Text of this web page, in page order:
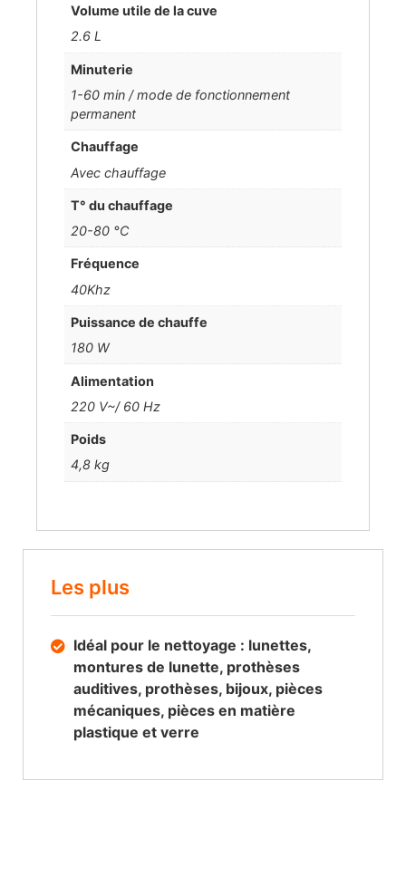
Volume utile de la cuve
2.6 L
Minuterie
1-60 min / mode de fonctionnement
permanent
Chauffage
Avec chauffage
T° du chauffage
20-80 °C
Fréquence
40Khz
Puissance de chauffe
180 W
Alimentation
220 V~/ 60 Hz
Poids
4,8 kg
Les plus
Idéal pour le nettoyage : lunettes,
montures de lunette, prothèses
auditives, prothèses, bijoux, pièces
mécaniques, pièces en matière
plastique et verre